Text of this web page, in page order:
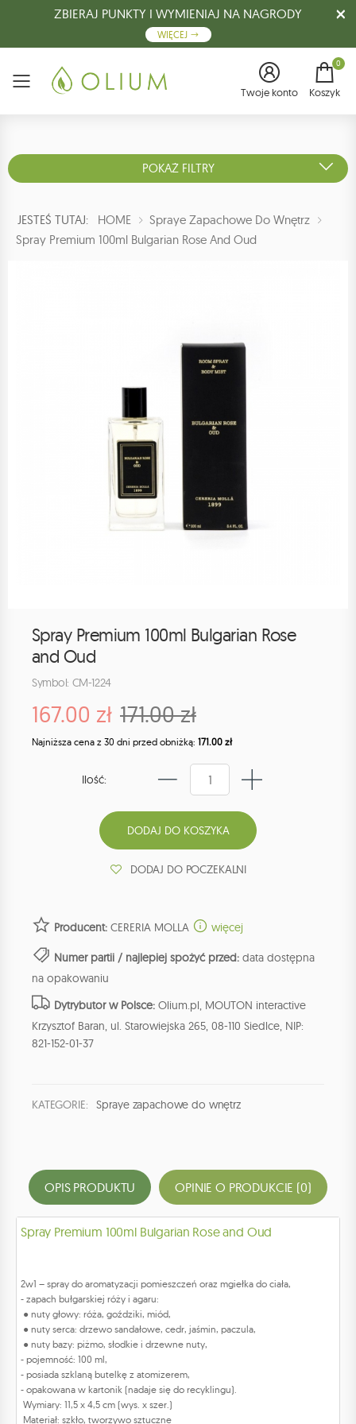
ZBIERAJ PUNKTY I WYMIENIAJ NA NAGRODY
WIĘCEJ
Menu Twoje konto
0
Koszyk
POKAŻ FILTRY
JESTEŚ TUTAJ: HOME
Spraye Zapachowe Do Wnętrz
Spray Premium 100ml Bulgarian Rose And Oud
Spray Premium 100ml Bulgarian Rose
and Oud
Symbol: CM-1224
167.00 zł 171.00 zł
Najniższa cena z 30 dni przed obniżką: 171.00 zł
Ilość:
DODAJ DO POCZEKALNI
Producent: CERERIA MOLLA więcej
Numer partii / najlepiej spożyć przed: data dostępna
na opakowaniu
Dytrybutor w Polsce: Olium.pl, MOUTON interactive
Krzysztof Baran, ul. Starowiejska 265, 08-110 Siedlce, NIP:
821-152-01-37
KATEGORIE: Spraye zapachowe do wnętrz
OPIS PRODUKTU OPINIE O PRODUKCIE (0)
Spray Premium 100ml Bulgarian Rose and Oud
2w1 – spray do aromatyzacji pomieszczeń oraz mgiełka do ciała,
- zapach bułgarskiej róży i agaru:
● nuty głowy: róża, goździki, miód,
● nuty serca: drzewo sandałowe, cedr, jaśmin, paczula,
● nuty bazy: piżmo, słodkie i drzewne nuty,
- pojemność: 100 ml,
- posiada szklaną butelkę z atomizerem,
- opakowana w kartonik (nadaje się do recyklingu).
Wymiary: 11,5 x 4,5 cm (wys. x szer.)
Materiał: szkło, tworzywo sztuczne